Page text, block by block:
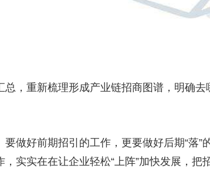
重新梳理形成产业链招商图谱，明确去
好前期招引的工作，更要做好后期“落”
实实在在让企业轻松“上阵”加快发展，把